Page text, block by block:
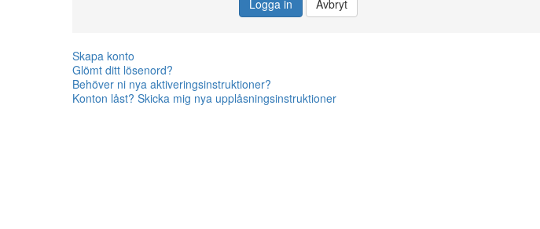
Logga in Avbryt
Skapa konto
Glömt ditt lösenord?
Behöver ni nya aktiveringsinstruktioner?
Konton låst? Skicka mig nya upplåsningsinstruktioner